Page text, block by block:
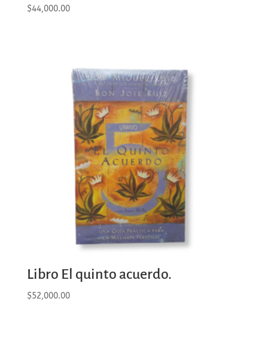
$44,000.00
Libro El quinto acuerdo.
$52,000.00